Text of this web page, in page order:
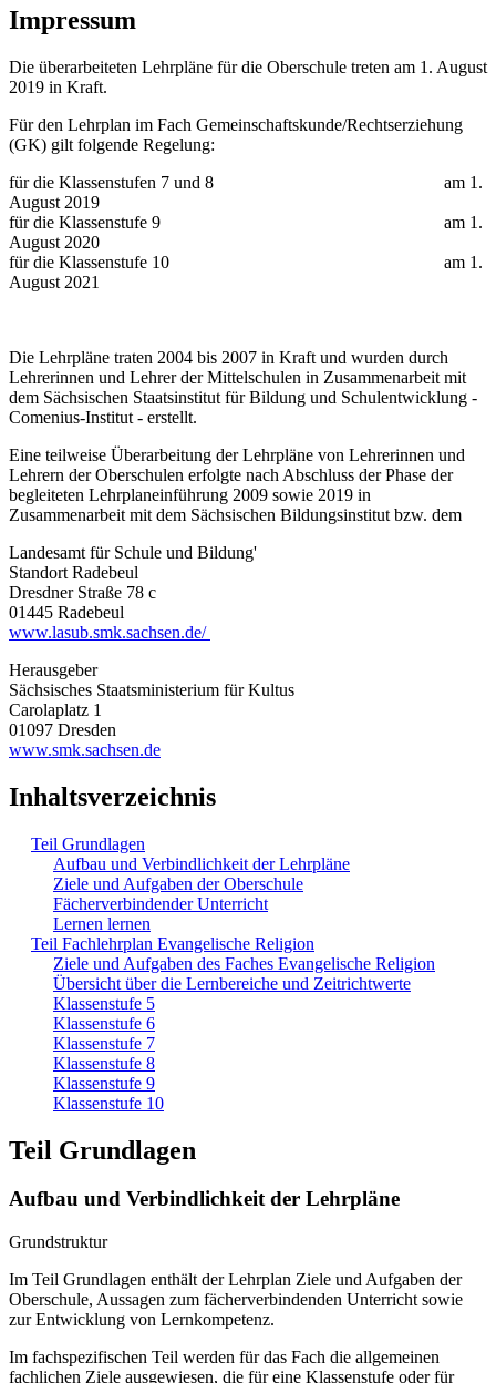
Impressum
Die überarbeiteten Lehrpläne für die Oberschule treten am 1. August
2019 in Kraft.
Für den Lehrplan im Fach Gemeinschaftskunde/Rechtserziehung
(GK) gilt folgende Regelung:
für die Klassenstufen 7 und 8 am 1.
August 2019
für die Klassenstufe 9 am 1.
August 2020
für die Klassenstufe 10 am 1.
August 2021
Die Lehrpläne traten 2004 bis 2007 in Kraft und wurden durch
Lehrerinnen und Lehrer der Mittelschulen in Zusammenarbeit mit
dem Sächsischen Staatsinstitut für Bildung und Schulentwicklung -
Comenius-Institut - erstellt.
Eine teilweise Überarbeitung der Lehrpläne von Lehrerinnen und
Lehrern der Oberschulen erfolgte nach Abschluss der Phase der
begleiteten Lehrplaneinführung 2009 sowie 2019 in
Zusammenarbeit mit dem Sächsischen Bildungsinstitut bzw. dem
Landesamt für Schule und Bildung'
Standort Radebeul
Dresdner Straße 78 c
01445 Radebeul
www.lasub.smk.sachsen.de/
Herausgeber
Sächsisches Staatsministerium für Kultus
Carolaplatz 1
01097 Dresden
www.smk.sachsen.de
Inhaltsverzeichnis
Teil Grundlagen
Aufbau und Verbindlichkeit der Lehrpläne
Ziele und Aufgaben der Oberschule
Fächerverbindender Unterricht
Lernen lernen
Teil Fachlehrplan Evangelische Religion
Ziele und Aufgaben des Faches Evangelische Religion
Übersicht über die Lernbereiche und Zeitrichtwerte
Klassenstufe 5
Klassenstufe 6
Klassenstufe 7
Klassenstufe 8
Klassenstufe 9
Klassenstufe 10
Teil Grundlagen
Aufbau und Verbindlichkeit der Lehrpläne
Grundstruktur
Im Teil Grundlagen enthält der Lehrplan Ziele und Aufgaben der
Oberschule, Aussagen zum fächerverbindenden Unterricht sowie
zur Entwicklung von Lernkompetenz.
Im fachspezifischen Teil werden für das Fach die allgemeinen
fachlichen Ziele ausgewiesen, die für eine Klassenstufe oder für